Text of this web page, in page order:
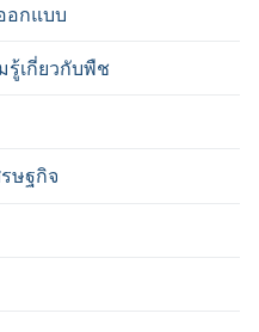
อกแบบ
เกี่ยวกับพืช
ษฐกิจ